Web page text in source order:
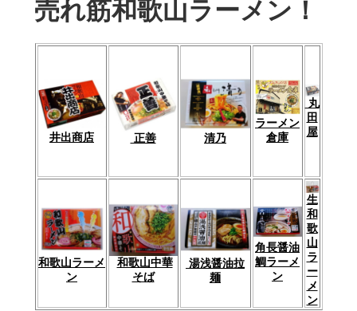
売れ筋和歌山ラーメン！
井出商店 正善 清乃
ラーメン
倉庫
丸
田
屋
和歌山ラーメ
ン
和歌山中華
そば
湯浅醤油拉
麺
角長醤油
鯛ラーメ
ン
生
和
歌
山
ラ
ー
メ
ン